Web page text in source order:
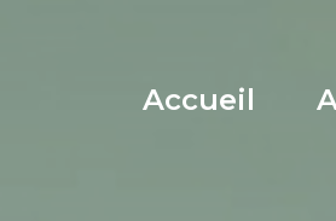
accueil